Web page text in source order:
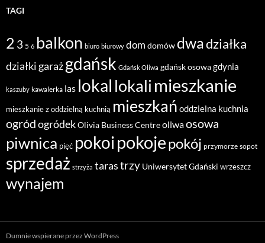
TAGI
2 3 5 6 balkon biuro biurowy dom domów dwadziałka
działki garażgdańsk Gdańsk Oliwa gdańsk osowagdynia
kaszuby kawalerka las lokal lokalimieszkanie
mieszkanie z oddzielną kuchnią mieszkań oddzielna kuchnia
ogródogródekOlivia Business Centreoliwaosowa
piwnica pięć pokoipokojepokój przymorze sopot
sprzedaż strzyża tarastrzy Uniwersytet Gdański wrzeszcz
wynajem
Dumnie wspierane przez WordPress